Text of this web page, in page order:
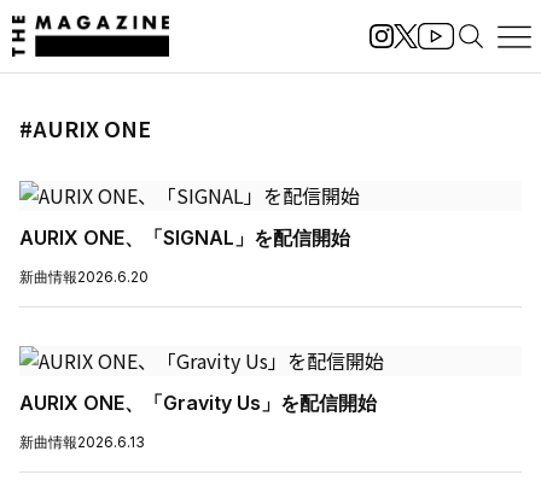
#AURIX ONE
AURIX ONE、「SIGNAL」を配信開始
新曲情報2026.6.20
AURIX ONE、「Gravity Us」を配信開始
新曲情報2026.6.13